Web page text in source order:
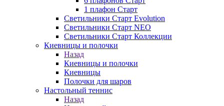
1 плафон Старт
Светильники Старт Evolution
Светильники Старт NEO
Светильники Старт Коллекции
Киевницы и полочки
Назад
Киевницы и полочки
Киевницы
Полочки для шаров
Настольный теннис
Назад